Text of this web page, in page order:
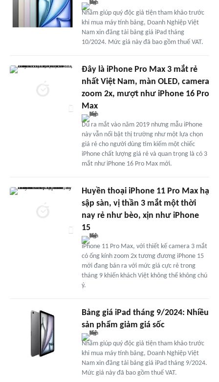
Nhằm giúp quý độc giả tiện tham khảo trước
khi mua máy tính bảng, Doanh Nghiệp Việt
Nam xin đăng tải bảng giá iPad tháng
10/2024. Mức giá này đã bao gồm thuế VAT.
Đây là iPhone Pro Max 3 mắt rẻ
nhất Việt Nam, màn OLED, camera
zoom 2x, mượt như iPhone 16 Pro
Max
Dù ra mắt vào năm 2019 nhưng mẫu iPhone
này vẫn nổi bật thị trường như một lựa chọn
giá rẻ cho người dùng tìm kiếm một chiếc
iPhone chất lượng giá rẻ và quan trọng là có 3
mắt như iPhone 16 Pro Max mới.
Huyền thoại iPhone 11 Pro Max hạ
sập sàn, vị thần 3 mắt một thời
nay rẻ như bèo, xịn như iPhone
15
iPhone 11 Pro Max, với thiết kế camera 3 mắt
có ống kính zoom 2x tương đương iPhone 15
mới đang bán ra với mức giá cực rẻ trong
tháng 9 khiến khách Việt không thể không chú
ý.
Bảng giá iPad tháng 9/2024: Nhiều
sản phẩm giảm giá sốc
Nhằm giúp quý độc giả tiện tham khảo trước
khi mua máy tính bảng, Doanh Nghiệp Việt
Nam xin đăng tải bảng giá iPad tháng 9/2024.
Mức giá này đã bao gồm thuế VAT.